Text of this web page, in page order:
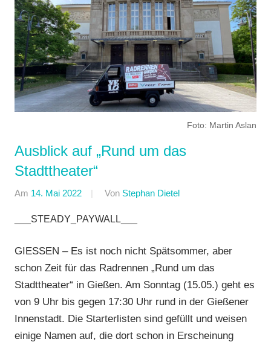
Foto: Martin Aslan
Ausblick auf „Rund um das
Stadttheater“
Am 14. Mai 2022 Von Stephan Dietel
RSG
Buchenau
RSG
Gießen
und
Wieseck,
___STEADY_PAYWALL___
GIESSEN – Es ist noch nicht Spätsommer, aber
schon Zeit für das Radrennen „Rund um das
Stadttheater“ in Gießen. Am Sonntag (15.05.) geht es
von 9 Uhr bis gegen 17:30 Uhr rund in der Gießener
Innenstadt. Die Starterlisten sind gefüllt und weisen
einige Namen auf, die dort schon in Erscheinung